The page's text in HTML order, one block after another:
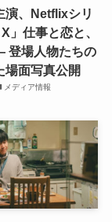
演、Netflixシリ
」仕事と恋と、
場人物たちの
場面写真公開
メディア情報